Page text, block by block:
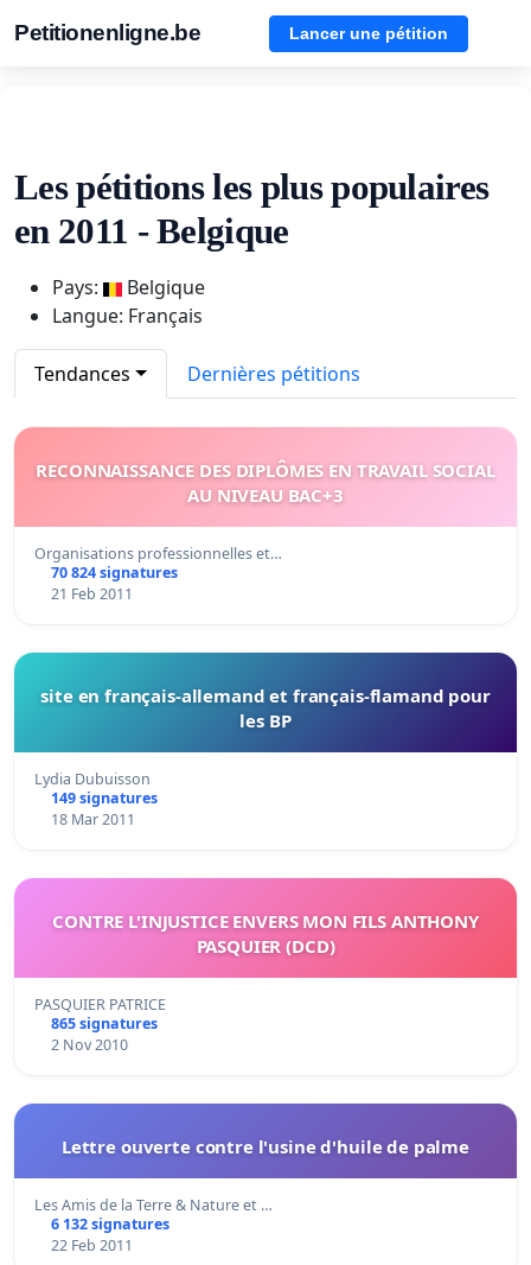
Petitionenligne.be Lancer une pétition
Les pétitions les plus populaires
en 2011 - Belgique
Pays:
Belgique
Langue: Français
Tendances Dernières pétitions
RECONNAISSANCE DES DIPLÔMES EN TRAVAIL SOCIAL
AU NIVEAU BAC+3
Organisations professionnelles et…
70 824 signatures
21 Feb 2011
site en français-allemand et français-flamand pour
les BP
Lydia Dubuisson
149 signatures
18 Mar 2011
CONTRE L'INJUSTICE ENVERS MON FILS ANTHONY
PASQUIER (DCD)
PASQUIER PATRICE
865 signatures
2 Nov 2010
Lettre ouverte contre l'usine d'huile de palme
Les Amis de la Terre & Nature et …
6 132 signatures
22 Feb 2011